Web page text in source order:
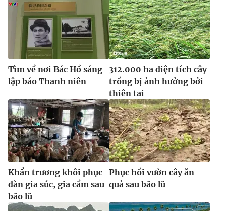
® Cấm sao chép dưới mọi hình thức nếu không có sự chấp
thuận bằng văn bản. Ghi rõ nguồn VTV.vn khi phát hành lại
Tìm về nơi Bác Hồ sáng
lập báo Thanh niên
312.000 ha diện tích cây
trồng bị ảnh hưởng bởi
thiên tai
Khẩn trương khôi phục
đàn gia súc, gia cầm sau
bão lũ
Phục hồi vườn cây ăn
quả sau bão lũ